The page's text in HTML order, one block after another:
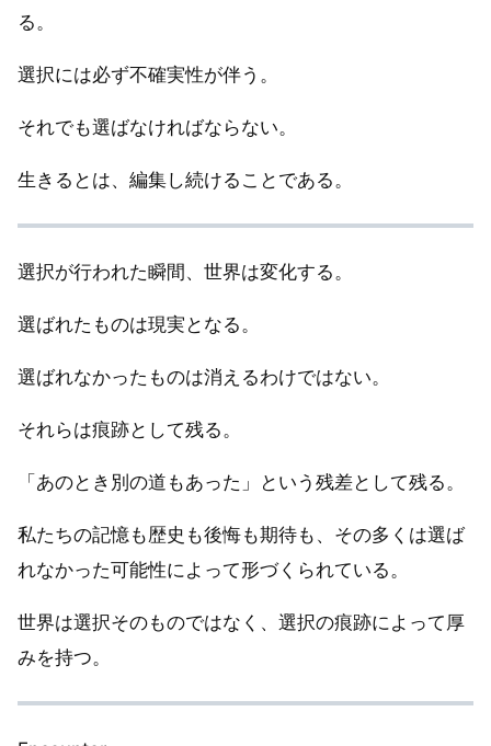
る。
選択には必ず不確実性が伴う。
それでも選ばなければならない。
生きるとは、編集し続けることである。
選択が行われた瞬間、世界は変化する。
選ばれたものは現実となる。
選ばれなかったものは消えるわけではない。
それらは痕跡として残る。
「あのとき別の道もあった」という残差として残る。
私たちの記憶も歴史も後悔も期待も、その多くは選ば
れなかった可能性によって形づくられている。
世界は選択そのものではなく、選択の痕跡によって厚
みを持つ。